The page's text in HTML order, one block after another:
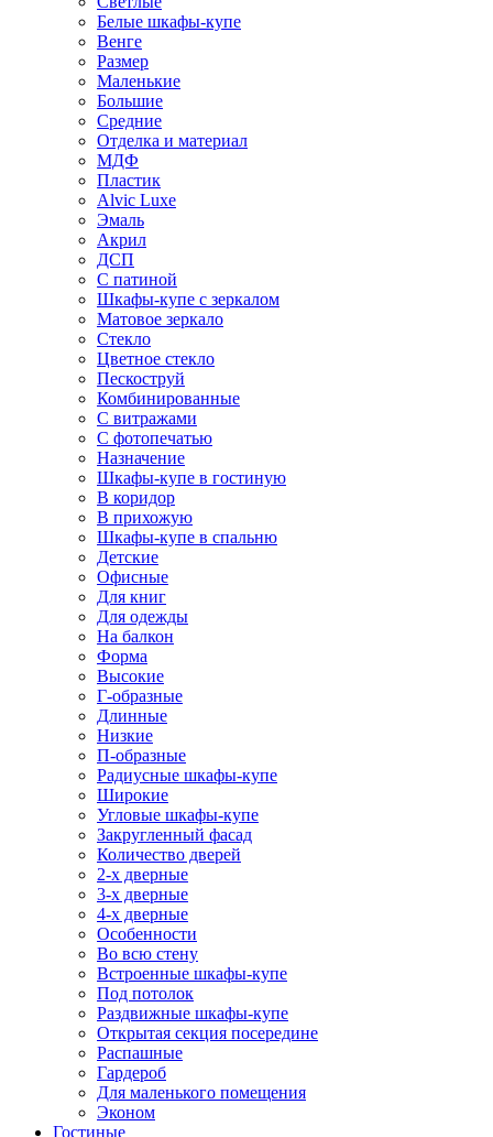
Белые шкафы-купе
Венге
Размер
Маленькие
Большие
Средние
Отделка и материал
МДФ
Пластик
Alvic Luxe
Эмаль
Акрил
ДСП
С патиной
Шкафы-купе с зеркалом
Матовое зеркало
Стекло
Цветное стекло
Пескоструй
Комбинированные
С витражами
С фотопечатью
Назначение
Шкафы-купе в гостиную
В коридор
В прихожую
Шкафы-купе в спальню
Детские
Офисные
Для книг
Для одежды
На балкон
Форма
Высокие
Г-образные
Длинные
Низкие
П-образные
Радиусные шкафы-купе
Широкие
Угловые шкафы-купе
Закругленный фасад
Количество дверей
2-х дверные
3-х дверные
4-х дверные
Особенности
Во всю стену
Встроенные шкафы-купе
Под потолок
Раздвижные шкафы-купе
Открытая секция посередине
Распашные
Гардероб
Для маленького помещения
Эконом
Гостиные